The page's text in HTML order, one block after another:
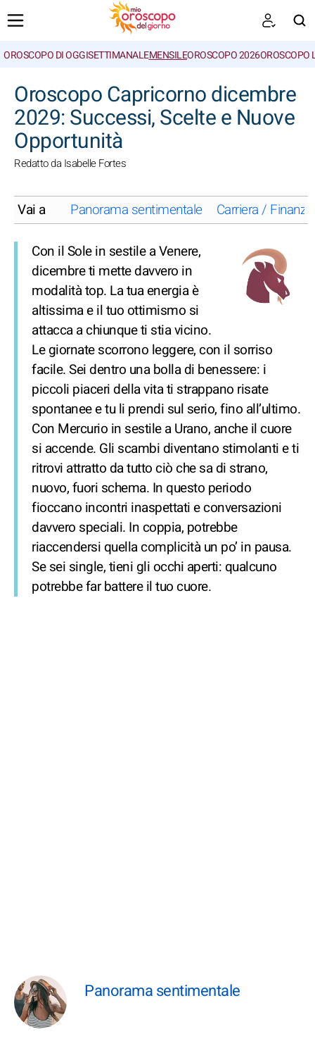
OROSCOPO DI OGGISETTIMANALEMENSILEOROSCOPO 2026OROSCOPO
Oroscopo Capricorno dicembre
2029: Successi, Scelte e Nuove
Opportunità
Redatto da Isabelle Fortes
Vai a Panorama sentimentale Carriera / Finanze
Con il Sole in sestile a Venere,
dicembre ti mette davvero in
modalità top. La tua energia è
altissima e il tuo ottimismo si
attacca a chiunque ti stia vicino.
Le giornate scorrono leggere, con il sorriso
facile. Sei dentro una bolla di benessere: i
piccoli piaceri della vita ti strappano risate
spontanee e tu li prendi sul serio, fino all’ultimo.
Con Mercurio in sestile a Urano, anche il cuore
si accende. Gli scambi diventano stimolanti e ti
ritrovi attratto da tutto ciò che sa di strano,
nuovo, fuori schema. In questo periodo
fioccano incontri inaspettati e conversazioni
davvero speciali. In coppia, potrebbe
riaccendersi quella complicità un po’ in pausa.
Se sei single, tieni gli occhi aperti: qualcuno
potrebbe far battere il tuo cuore.
Panorama sentimentale